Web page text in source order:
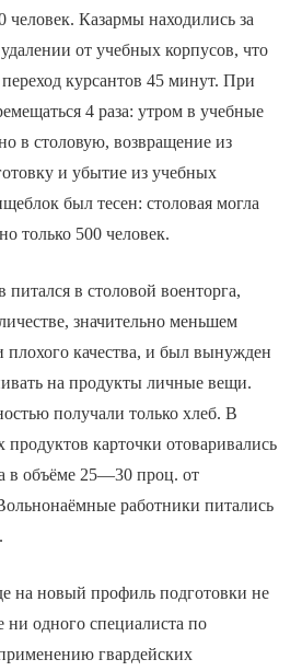
человек. Казармы находились за
от учебных корпусов, что
курсантов 45 минут. При
4 раза: утром в учебные
в столовую, возвращение из
и убытие из учебных
был тесен: столовая могла
только 500 человек.
питался в столовой военторга,
значительно меньшем
качества, и был вынужден
на продукты личные вещи.
получали только хлеб. В
карточки отоваривались
в объёме 25—30 проц. от
работники питались
на новый профиль подготовки не
ни одного специалиста по
гвардейских